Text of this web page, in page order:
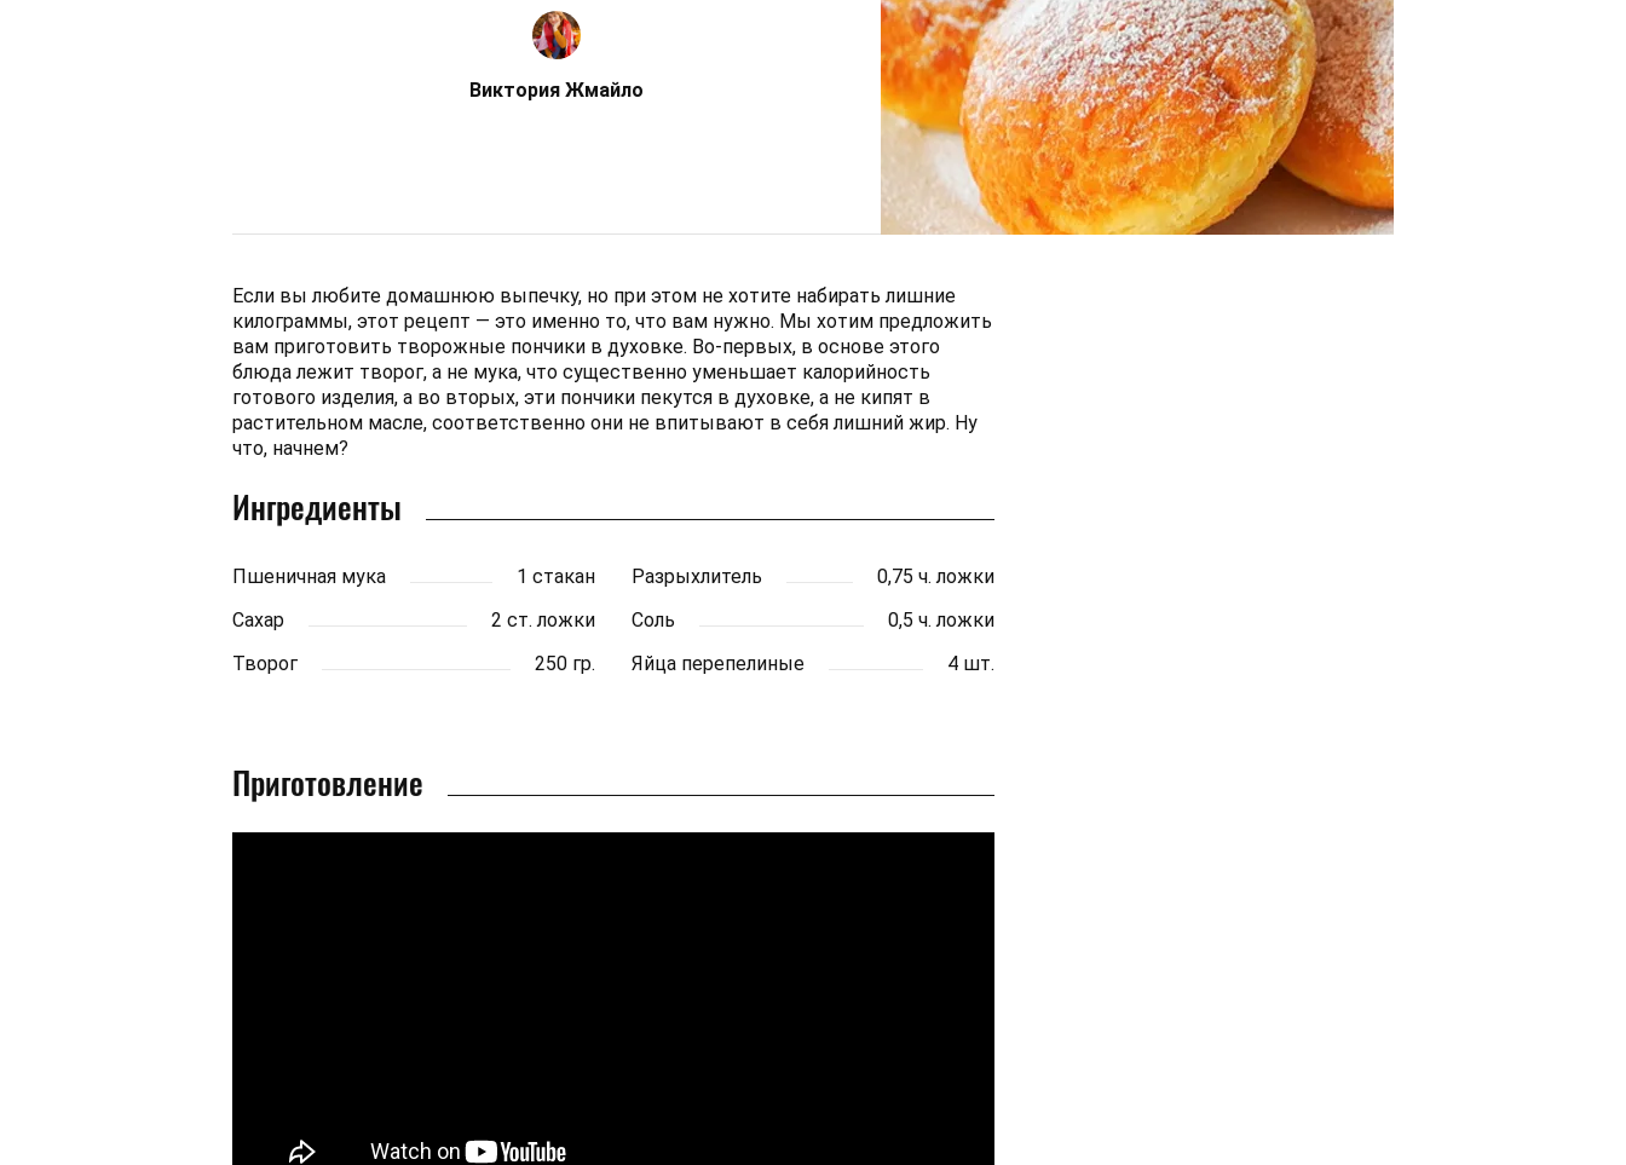
Виктория Жмайло
Если вы любите домашнюю выпечку, но при этом не хотите набирать лишние
килограммы, этот рецепт — это именно то, что вам нужно. Мы хотим предложить
вам приготовить творожные пончики в духовке. Во-первых, в основе этого
блюда лежит творог, а не мука, что существенно уменьшает калорийность
готового изделия, а во вторых, эти пончики пекутся в духовке, а не кипят в
растительном масле, соответственно они не впитывают в себя лишний жир. Ну
что, начнем?
Ингредиенты
Пшеничная мука 1 стакан Разрыхлитель
0,75 ч. ложки
Сахар
2 ст. ложки Соль
0,5 ч. ложки
Творог
250 гр. Яйца перепелиные 4 шт.
Приготовление